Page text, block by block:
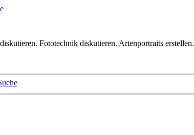
Fototechnik diskutieren. Artenportraits erstellen.